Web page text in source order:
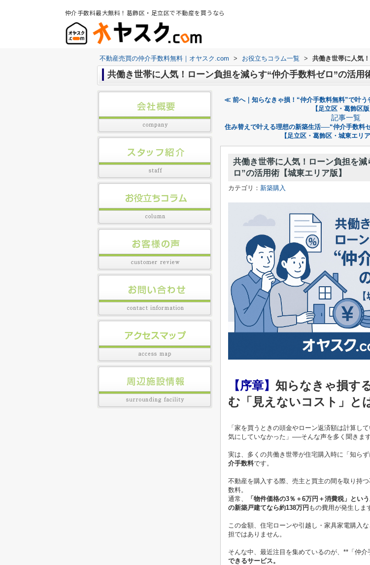
仲介手数料最大無料！葛飾区・足立区で不動産を買うなら
不動産売買の仲介手数料無料｜オヤスク.com > お役立ちコラム一覧 > 共働き世帯に人気
共働き世帯に人気！ローン負担を減らす“仲介手数料ゼロ”の活用
≪ 前へ｜知らなきゃ損！“仲介手数料無料”で叶う
【足立区・葛飾区版
記事一覧
住み替えで叶える理想の新築生活──“仲介手数料
【足立区・葛飾区・城東エリ
共働き世帯に人気！ローン負担を
ロ”の活用術【城東エリア版】
カテゴリ： 新築購入
【序章】 知らなきゃ損す
む「見えないコスト」と
「家を買うときの頭金やローン返済額は計算して
気にしていなかった」──そんな声を多く聞きます
実は、多くの共働き世帯が住宅購入時に「知ら
介手数料です。
不動産を購入する際、売主と買主の間を取り持
数料。
通常、
「物件価格の3％＋6万円＋消費税」 とい
の新築戸建てなら約138万円 もの費用が発生しま
この金額、住宅ローンや引越し・家具家電購入
担ではありません。
そんな中、最近注目を集めているのが、**「仲介
できるサービス。